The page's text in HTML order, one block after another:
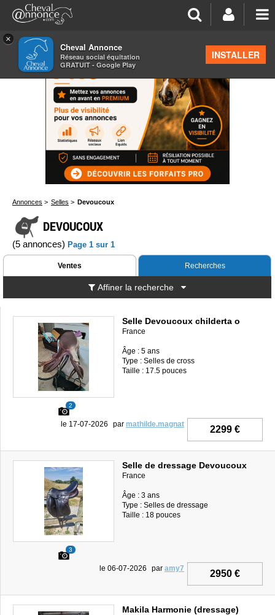
×
Cheval Annonce
Réseau social équitation
GRATUIT - Google Play
INSTALLER
Annonces > Selles > Devoucoux
DEVOUCOUX
(5 annonces) Page 1 sur 1
Ventes Recherches
Affiner la recherche
2
Selle Devoucoux childerta o
France
Âge : 5 ans
Type : Selles de cross
Taille : 17.5 pouces
2299 €
le 17-07-2026 par mathilde.magnat
3
Selle de dressage Devoucoux
France
Âge : 3 ans
Type : Selles de dressage
Taille : 18 pouces
2950 €
le 06-07-2026 par amy7
Makila Harmonie (dressage)